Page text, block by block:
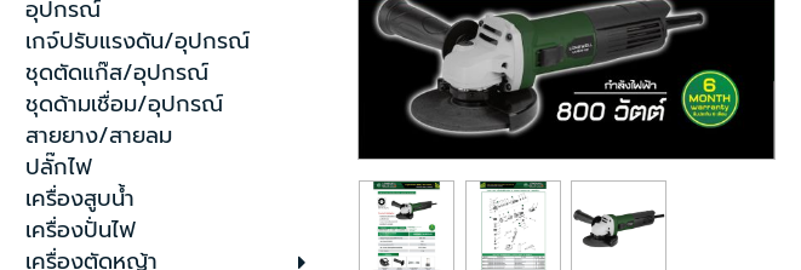
อุปกรณ์
เกจ์ปรับแรงดัน/อุปกรณ์
ชุดตัดแก๊ส/อุปกรณ์
ชุดด้ามเชื่อม/อุปกรณ์
สายยาง/สายลม
ปลั๊กไฟ
เครื่องสูบน้ำ
เครื่องปั่นไฟ
เครื่องตัดหญ้า